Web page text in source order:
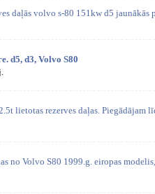
daļās volvo s-80 151kw d5 jaunākās
d5, d3, Volvo S80
lietotas rezerves daļas. Piegādājam
no Volvo S80 1999.g. eiropas